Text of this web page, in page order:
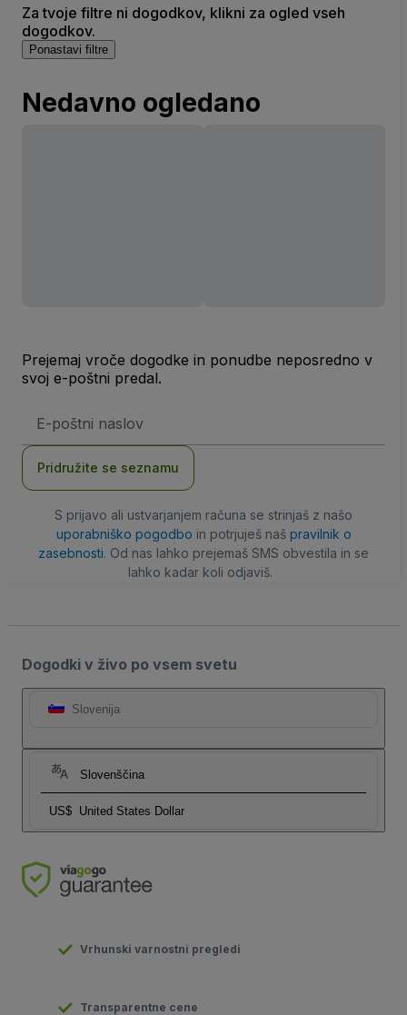
Za tvoje filtre ni dogodkov, klikni za ogled vseh
dogodkov.
Ponastavi filtre
Nedavno ogledano
Prejemaj vroče dogodke in ponudbe neposredno v
svoj e-poštni predal.
naslov
Pridružite se seznamu
S prijavo ali ustvarjanjem računa se strinjaš z našo
uporabniško pogodbo in potrjuješ naš pravilnik o
zasebnosti. Od nas lahko prejemaš SMS obvestila in se
lahko kadar koli odjaviš.
Dogodki v živo po vsem svetu
Slovenija
Slovenščina
US$ United States Dollar
Vrhunski varnostni pregledi
Transparentne cene